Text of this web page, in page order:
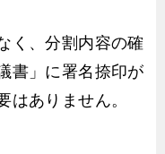
く、分割内容の確
書」に署名捺印が
はありません。